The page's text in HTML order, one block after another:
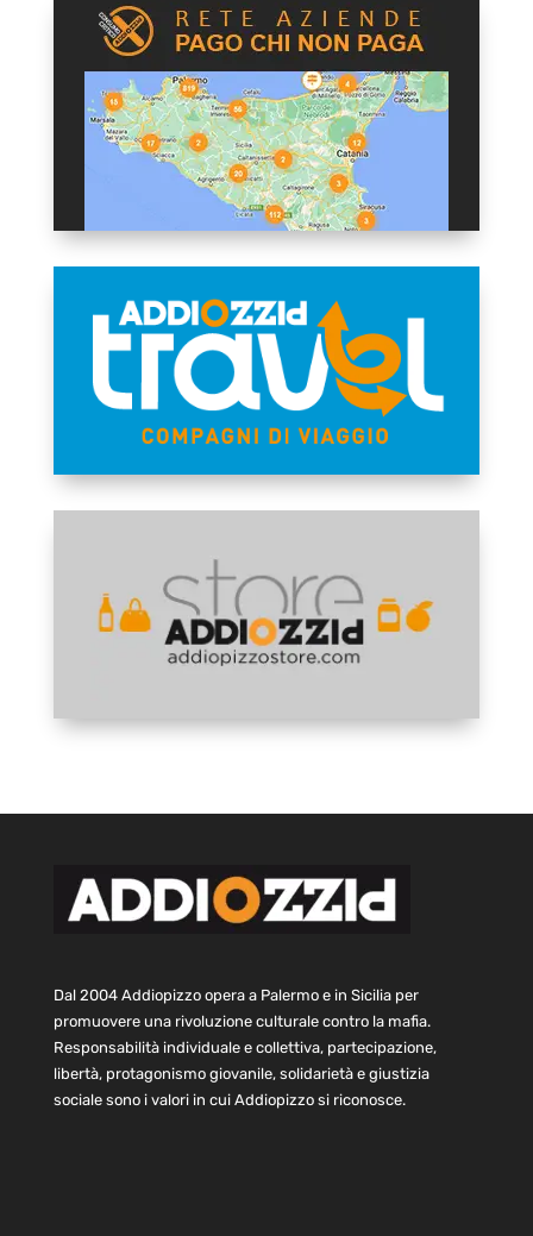
Dal 2004 Addiopizzo opera a Palermo e in Sicilia per
promuovere una rivoluzione culturale contro la mafia.
Responsabilità individuale e collettiva, partecipazione,
libertà, protagonismo giovanile, solidarietà e giustizia
sociale sono i valori in cui Addiopizzo si riconosce.